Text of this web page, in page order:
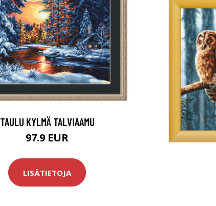
TAULU KYLMÄ TALVIAAMU
97.9 EUR
LISÄTIETOJA